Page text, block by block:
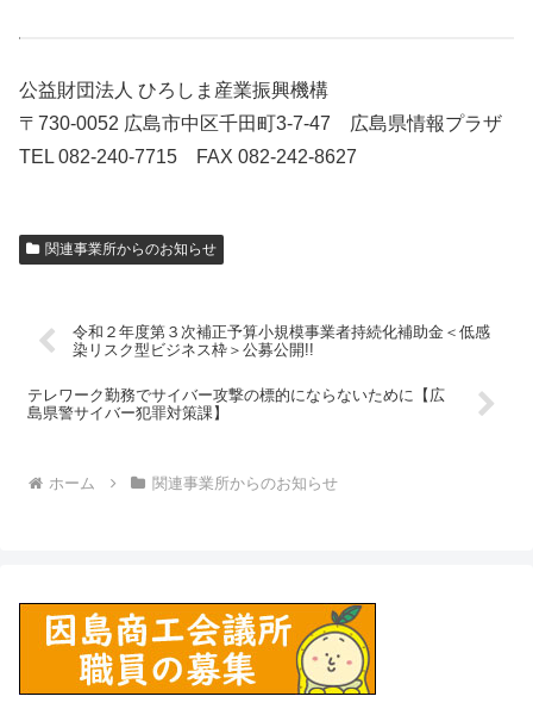
公益財団法人 ひろしま産業振興機構
〒730-0052 広島市中区千田町3-7-47 広島県情報プラザ
TEL 082-240-7715 FAX 082-242-8627
関連事業所からのお知らせ
令和２年度第３次補正予算小規模事業者持続化補助金＜低感
染リスク型ビジネス枠＞公募公開!!
テレワーク勤務でサイバー攻撃の標的にならないために【広
島県警サイバー犯罪対策課】
ホーム 関連事業所からのお知らせ